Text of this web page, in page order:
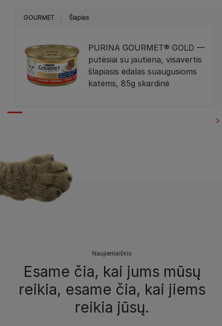
GOURMET Šlapias
PURINA GOURMET® GOLD —
putėsiai su jautiena, visavertis
šlapiasis ėdalas suaugusioms
katėms, 85g skardinė
Naujienlaiškis
Esame čia, kai jums mūsų
reikia, esame čia, kai jiems
reikia jūsų.